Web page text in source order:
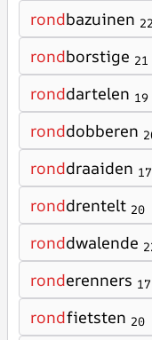
rondbazuinen 22
rondborstige 21
ronddartelen 19
ronddobberen
ronddraaiden 17
ronddrentelt 20
ronddwalende
ronderenners 17
rondfietsten 20